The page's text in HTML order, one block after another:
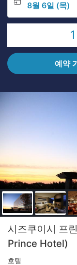
8월 6일 (목)
1
예약
시즈쿠이시 프
Prince Hotel)
호텔